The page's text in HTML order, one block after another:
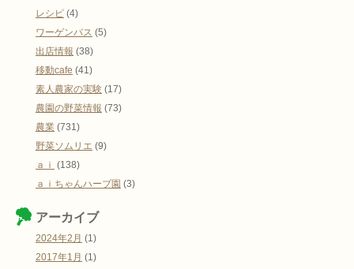
レシピ (4)
ワーゲンバス (5)
出店情報 (38)
移動cafe (41)
素人農家の実験 (17)
農園の野菜情報 (73)
農業 (731)
野菜ソムリエ (9)
ａｉ (138)
ａｉちゃんハーブ園 (3)
アーカイブ
2024年2月 (1)
2017年1月 (1)